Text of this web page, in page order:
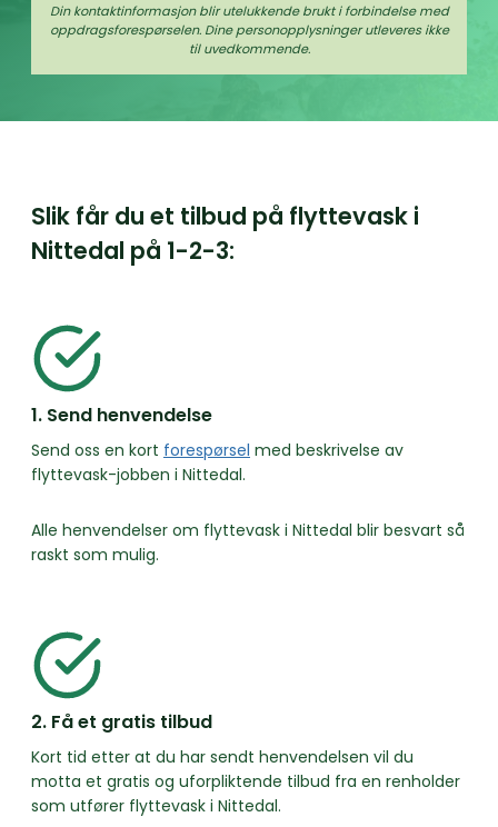
Din kontaktinformasjon blir utelukkende brukt i forbindelse med
oppdrags­forespørselen. Dine person­­opplysninger utleveres ikke
til uvedkommende.
Slik får du et tilbud på flyttevask i
Nittedal på 1-2-3:
1. Send henvendelse
Send oss en kort forespørsel med beskrivelse av
flyttevask-jobben i Nittedal.
Alle henvendelser om flyttevask i Nittedal blir besvart så
raskt som mulig.
2. Få et gratis tilbud
Kort tid etter at du har sendt henvendelsen vil du
motta et gratis og uforpliktende tilbud fra en renholder
som utfører flyttevask i Nittedal.